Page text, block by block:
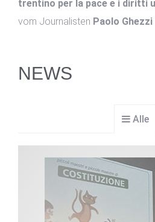
trentino per la pace e i diritti
vom Journalisten Paolo Ghezzi
NEWS
Alle